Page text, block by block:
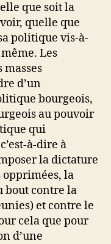
que soit la
quelle que
politique vis-à-
Les
d’un
bourgeois,
au pouvoir
qui
à-dire à
la dictature
opprimées, la
bout contre la
et contre le
cela que pour
d’une